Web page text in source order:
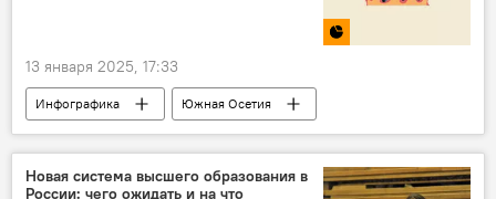
13 января 2025, 17:33
Инфографика
Южная Осетия
МЧС Южной Осетии
Происшествия
Новая система высшего образования в
России: чего ожидать и на что